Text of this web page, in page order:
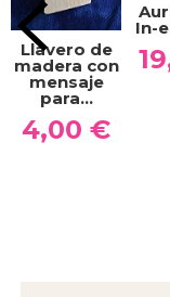
Llavero de
madera con
mensaje
para...
4,00 €
In-